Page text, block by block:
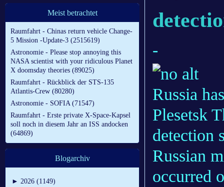
Meist betrachtet
Raumfahrt - Chinas return vehicle Change-
5 Mission -Update-3 (2515619)
Astronomie - Please stop annoying this
NASA scientist with your ridiculous Planet
X doomsday theories (89025)
Raumfahrt - Rückblick der STS-135
Atlantis-Crew (80280)
Astronomie - SOFIA (71547)
Raumfahrt - Erste private X-Space-Kapsel
soll noch in diesem Jahr an ISS andocken
(64869)
Blogarchiv
► 2026 (1149)
-
Russia
Plesetsk
detection
Russian
occurred